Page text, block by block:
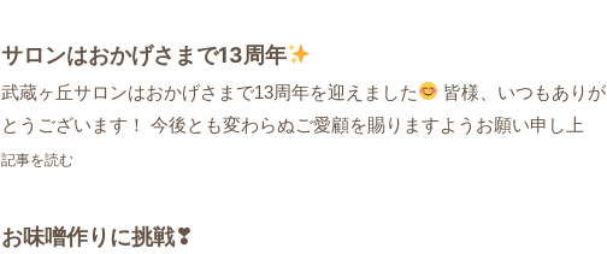
サロンはおかげさまで13周年
武蔵ヶ丘サロンはおかげさまで13周年を迎えました
皆様、いつもありが
とうございます！ 今後とも変わらぬご愛顧を賜りますようお願い申し上
記事を読む
お味噌作りに挑戦❣